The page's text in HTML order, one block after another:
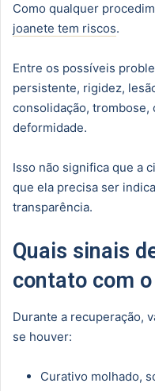
Como qualquer
joanete tem riscos.
Entre os possíveis
persistente, rigidez,
consolidação,
deformidade.
Isso não significa que a
que ela precisa ser
transparência.
Quais sinais
contato com
Durante a recuperação,
se houver:
Curativo molhado,